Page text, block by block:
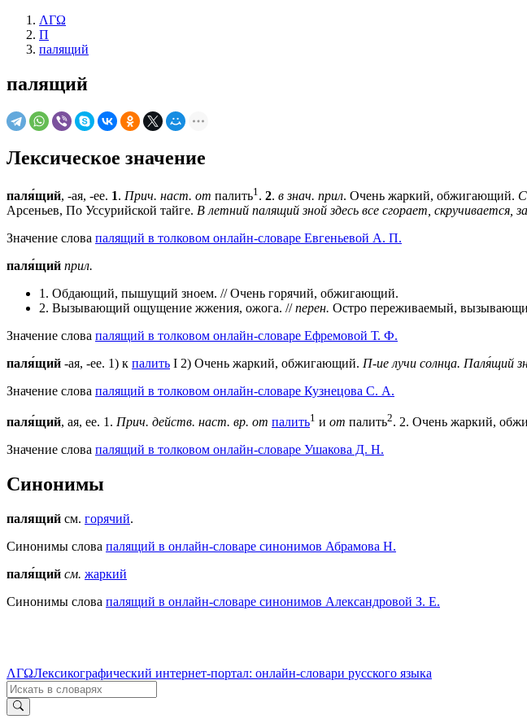
ΛΓΩ
П
палящий
палящий
Лексическое значение
паля́щий, -ая, -ее. 1. Прич. наст. от палить1 . 2. в знач. прил. Очень жаркий, обжигающий.
Арсеньев, По Уссурийской тайге. В летний палящий зной здесь все сгорает, скручивается,
Значение слова палящий в толковом онлайн-словаре Евгеньевой А. П.
паля́щий прил.
1. Обдающий, пышущий зноем. // Очень горячий, обжигающий.
2. Вызывающий ощущение жжения, ожога. //перен. Остро переживаемый,
Значение слова палящий в толковом онлайн-словаре Ефремовой Т. Ф.
паля́щий -ая, -ее. 1) к палить I 2) Очень жаркий, обжигающий. П-ие лучи солнца. Паля́щий
Значение слова палящий в толковом онлайн-словаре Кузнецова С. А.
паля́щий, ая, ее. 1 . Прич. действ. наст. вр. от палить1 и от палить2. 2. Очень жаркий,
Значение слова палящий в толковом онлайн-словаре Ушакова Д. Н.
Синонимы
палящий см. горячий.
Синонимы слова палящий в онлайн-словаре синонимов Абрамова Н.
паля́щий см. жаркий
Синонимы слова палящий в онлайн-словаре синонимов Александровой З. Е.
ΛΓΩЛексикографический интернет-портал: онлайн-словари русского языка